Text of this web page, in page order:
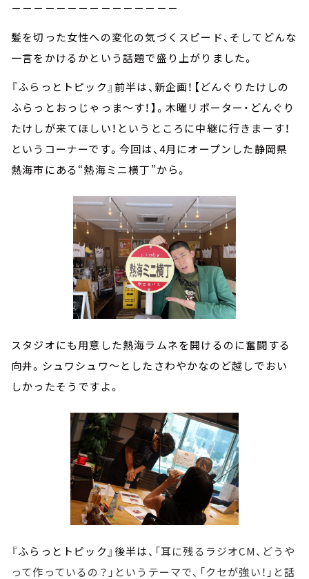
－－－－－－－－－－－－－－－
髪を切った女性への変化の気づくスピード、そしてどんな
一言をかけるかという話題で盛り上がりました。
『ふらっとトピック』前半は、新企画！【どんぐりたけしの
ふらっとおっじゃっま～す！】。木曜リポーター・どんぐり
たけしが来てほしい！というところに中継に行きまーす！
というコーナーです。今回は、4月にオープンした静岡県
熱海市にある“熱海ミニ横丁”から。
スタジオにも用意した熱海ラムネを開けるのに奮闘する
向井。シュワシュワ～としたさわやかなのど越しでおい
しかったそうですよ。
『ふらっとトピック』後半は、 「耳に残るラジオCM、どうや
って作っているの？」というテーマで、「クセが強い！」と話